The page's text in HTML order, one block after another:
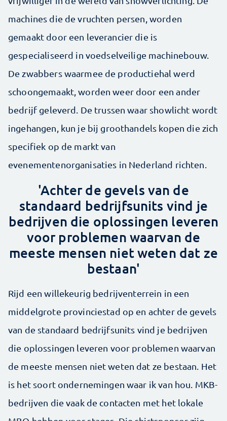
machines die de vruchten persen, worden
gemaakt door een leverancier die is
gespecialiseerd in voedselveilige machinebouw.
De zwabbers waarmee de productiehal werd
schoongemaakt, worden weer door een ander
bedrijf geleverd. De trussen waar showlicht wordt
ingehangen, kun je bij groothandels kopen die zich
specifiek op de markt van
evenementenorganisaties in Nederland richten.
'Achter de gevels van de
standaard ­bedrijfsunits vind je
bedrijven die oplossingen leveren
voor problemen waarvan de
meeste mensen niet weten dat ze
bestaan'
Rijd een willekeurig bedrijventerrein in een
middelgrote provinciestad op en achter de gevels
van de standaard ­bedrijfsunits vind je bedrijven
die oplossingen leveren voor problemen waarvan
de meeste mensen niet weten dat ze bestaan. Het
is het soort ondernemingen waar ik van hou. MKB-
bedrijven die vaak de contacten met het lokale